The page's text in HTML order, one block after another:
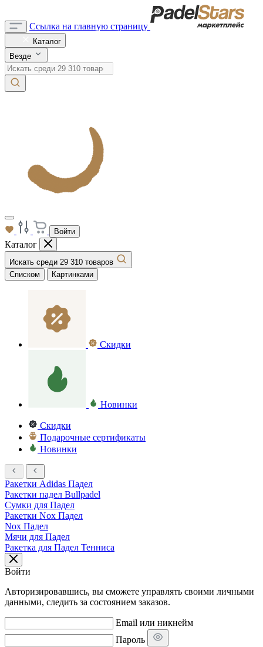
Ссылка на главную страницу
Каталог
Везде
Войти
Каталог
Искать среди 29 310 товаров
Списком
Картинками
Скидки
Новинки
Скидки
Подарочные сертификаты
Новинки
Ракетки Adidas Падел
Ракетки падел Bullpadel
Сумки для Падел
Ракетки Nox Падел
Nox Падел
Мячи для Падел
Ракетка для Падел Тенниса
Войти
Авторизировавшись, вы сможете управлять своими личными
данными, следить за состоянием заказов.
Email или никнейм
Пароль